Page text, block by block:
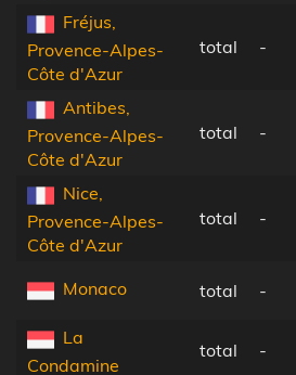
Fréjus,
Provence-Alpes-
Côte d'Azur
total -
Antibes,
Provence-Alpes-
Côte d'Azur
total -
Nice,
Provence-Alpes-
Côte d'Azur
total -
Monaco total -
La
Condamine
total -